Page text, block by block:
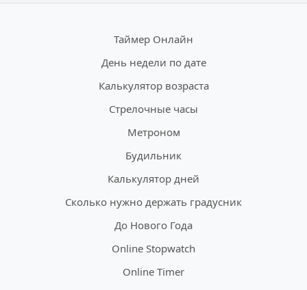
Таймер Онлайн
День недели по дате
Калькулятор возраста
Стрелочные часы
Метроном
Будильник
Калькулятор дней
Сколько нужно держать градусник
До Нового Года
Online Stopwatch
Online Timer